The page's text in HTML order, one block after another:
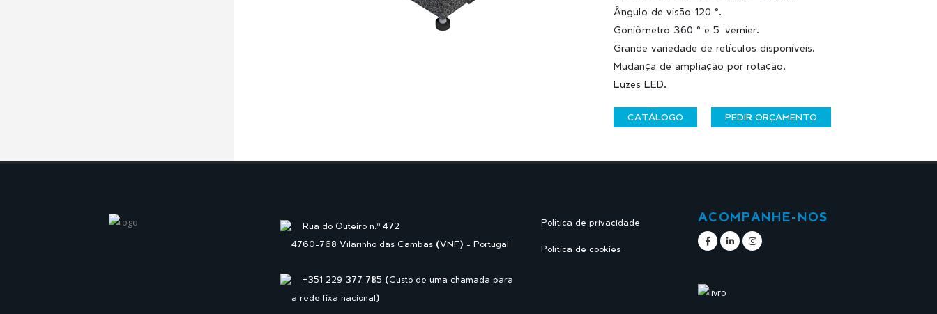
Ângulo de visão 120 °.
Goniômetro 360 ° e 5 'vernier.
Grande variedade de retículos disponíveis.
Mudança de ampliação por rotação.
Luzes LED.
CATÁLOGO PEDIR ORÇAMENTO
Rua do Outeiro n.º 472
4760-768 Vilarinho das Cambas (VNF) - Portugal
+351 229 377 785 (Custo de uma chamada para
a rede fixa nacional)
Política de privacidade
Política de cookies
ACOMPANHE-NOS